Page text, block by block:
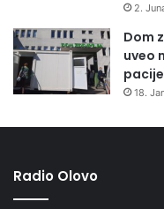
2.
Dom
uveo
18.
Radio Olovo